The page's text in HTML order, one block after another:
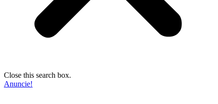
Close this search box.
Anuncie!